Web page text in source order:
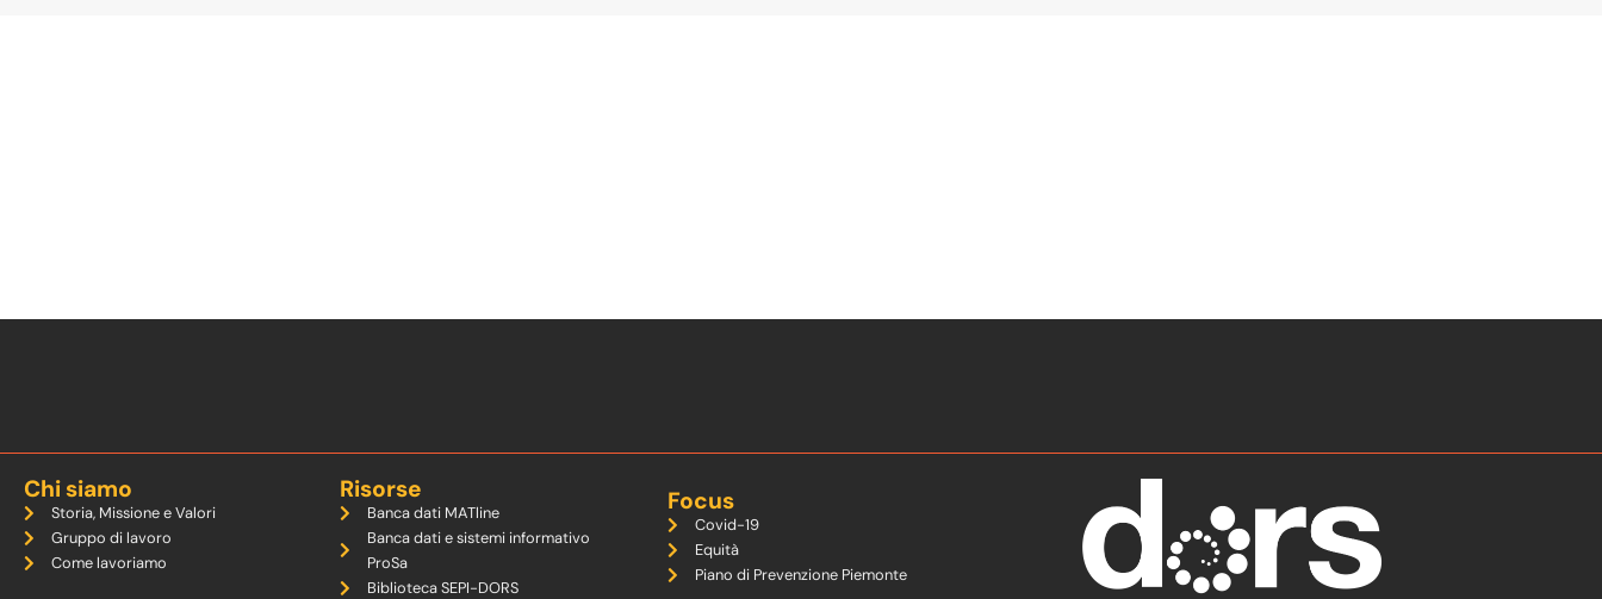
Chi siamo
Storia, Missione e Valori
Gruppo di lavoro
Come lavoriamo
Risorse
Banca dati MATline
Banca dati e sistemi informativo
ProSa
Biblioteca SEPI-DORS
Focus
Covid-19
Equità
Piano di Prevenzione Piemonte